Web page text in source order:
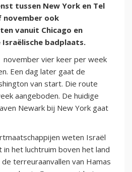
tussen New York en Tel
november ook
vanuit Chicago en
badplaats.
november vier keer per week
Een dag later gaat de
van start. Die route
aangeboden. De huidige
Newark bij New York gaat
weten Israël
het luchtruim boven het land
terreuraanvallen van Hamas